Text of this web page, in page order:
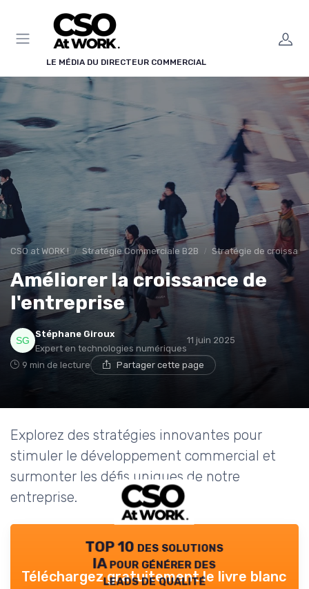
LE MÉDIA DU DIRECTEUR COMMERCIAL
CSO at WORK ! Stratégie Commerciale B2B Stratégie de
Améliorer la croissance de
l'entreprise
Stéphane Giroux
Expert en technologies numériques
11 juin 2025
9 min de lecture Partager cette page
Explorez des stratégies innovantes pour
stimuler le développement commercial et
surmonter les défis uniques de notre
entreprise.
TOP 10 des solutions
IA pour générer des
leads de qualité
Téléchargez gratuitement le livre blanc